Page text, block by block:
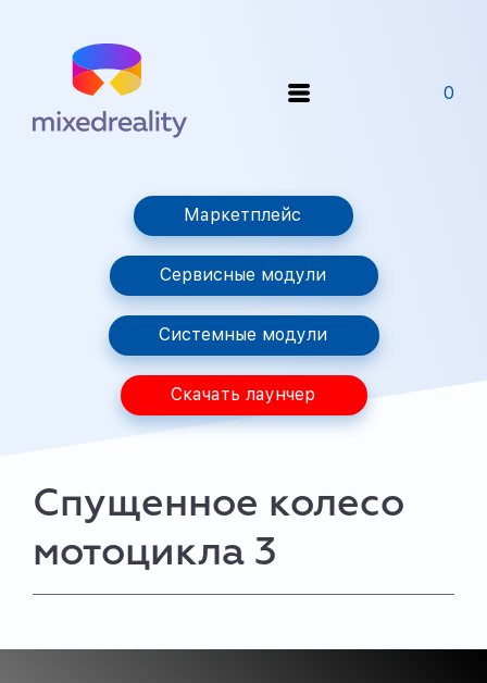
0
Маркетплейс
Сервисные модули
Системные модули
Скачать лаунчер
Спущенное колесо
мотоцикла 3